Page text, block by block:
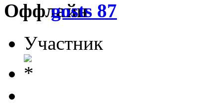
gosts 87
Участник